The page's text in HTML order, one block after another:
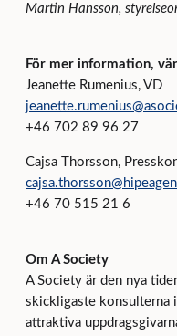
Martin Hansson,
För mer information,
Jeanette Rumenius, VD
+46 702 89 96 27
Cajsa Thorsson,
+46 70 515 21 6
Om A Society
A Society är den nya
skickligaste konsulterna
attraktiva